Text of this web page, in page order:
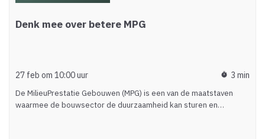
Denk mee over betere MPG
27 feb om 10:00 uur timer 3 min
De MilieuPrestatie Gebouwen (MPG) is een van de maatstaven
waarmee de bouwsector de duurzaamheid kan sturen en…